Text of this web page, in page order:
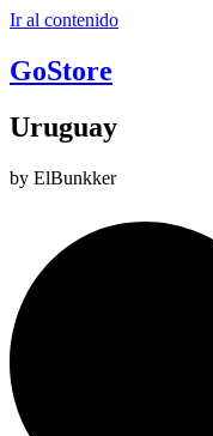
Ir al contenido
GoStore
Uruguay
by ElBunkker